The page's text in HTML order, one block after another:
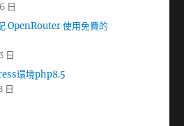
日
OpenRouter 使用免費的
日
環境php8.5
日